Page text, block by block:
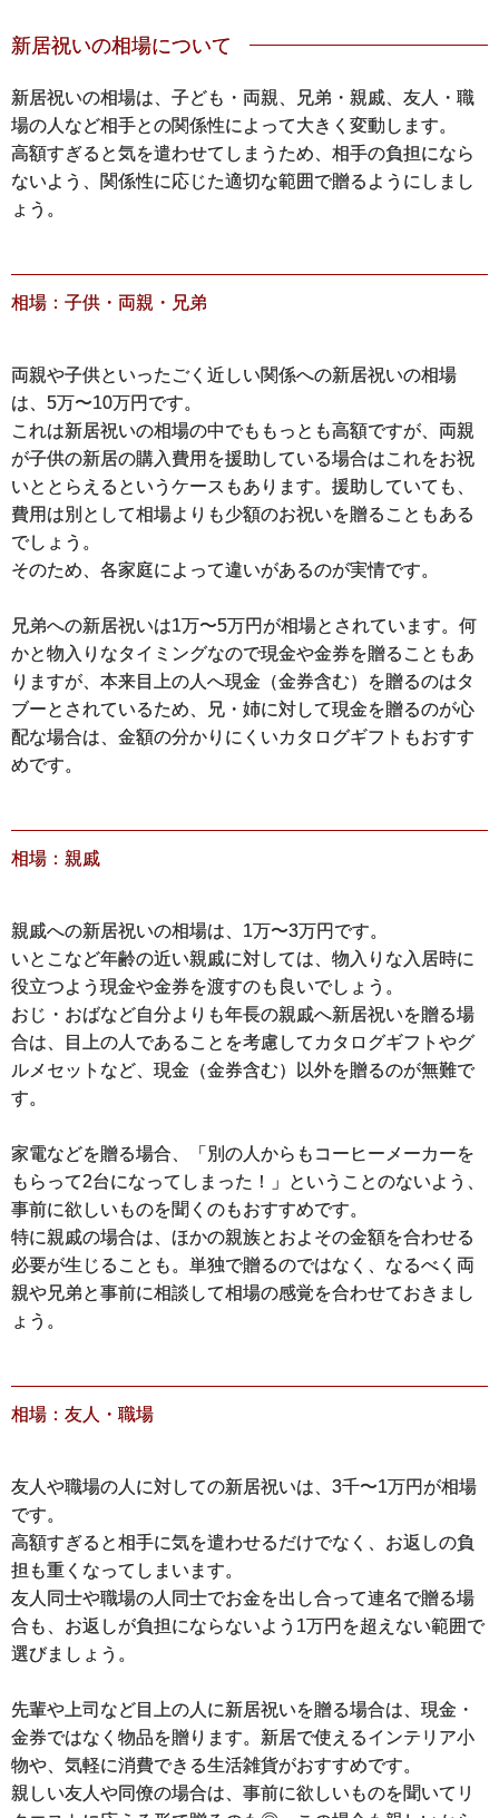
新居祝いの相場について
新居祝いの相場は、子ども・両親、兄弟・親戚、友人・職
場の人など相手との関係性によって大きく変動します。
高額すぎると気を遣わせてしまうため、相手の負担になら
ないよう、関係性に応じた適切な範囲で贈るようにしまし
ょう。
相場：子供・両親・兄弟
両親や子供といったごく近しい関係への新居祝いの相場
は、5万〜10万円です。
これは新居祝いの相場の中でももっとも高額ですが、両親
が子供の新居の購入費用を援助している場合はこれをお祝
いととらえるというケースもあります。援助していても、
費用は別として相場よりも少額のお祝いを贈ることもある
でしょう。
そのため、各家庭によって違いがあるのが実情です。
兄弟への新居祝いは1万〜5万円が相場とされています。何
かと物入りなタイミングなので現金や金券を贈ることもあ
りますが、本来目上の人へ現金（金券含む）を贈るのはタ
ブーとされているため、兄・姉に対して現金を贈るのが心
配な場合は、金額の分かりにくいカタログギフトもおすす
めです。
相場：親戚
親戚への新居祝いの相場は、1万〜3万円です。
いとこなど年齢の近い親戚に対しては、物入りな入居時に
役立つよう現金や金券を渡すのも良いでしょう。
おじ・おばなど自分よりも年長の親戚へ新居祝いを贈る場
合は、目上の人であることを考慮してカタログギフトやグ
ルメセットなど、現金（金券含む）以外を贈るのが無難で
す。
家電などを贈る場合、「別の人からもコーヒーメーカーを
もらって2台になってしまった！」ということのないよう、
事前に欲しいものを聞くのもおすすめです。
特に親戚の場合は、ほかの親族とおよその金額を合わせる
必要が生じることも。単独で贈るのではなく、なるべく両
親や兄弟と事前に相談して相場の感覚を合わせておきまし
ょう。
相場：友人・職場
友人や職場の人に対しての新居祝いは、3千〜1万円が相場
です。
高額すぎると相手に気を遣わせるだけでなく、お返しの負
担も重くなってしまいます。
友人同士や職場の人同士でお金を出し合って連名で贈る場
合も、お返しが負担にならないよう1万円を超えない範囲で
選びましょう。
先輩や上司など目上の人に新居祝いを贈る場合は、現金・
金券ではなく物品を贈ります。新居で使えるインテリア小
物や、気軽に消費できる生活雑貨がおすすめです。
親しい友人や同僚の場合は、事前に欲しいものを聞いてリ